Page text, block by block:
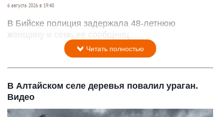
6 августа 2026 в 19:40
В Бийске полиция задержала 48-летнюю
женщину и семь ее сообщниц.
Читать полностью
В Алтайском селе деревья повалил ураган.
Видео